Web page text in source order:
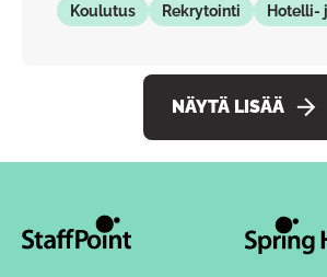
Koulutus Rekrytointi Hotelli-
NÄYTÄ LISÄÄ